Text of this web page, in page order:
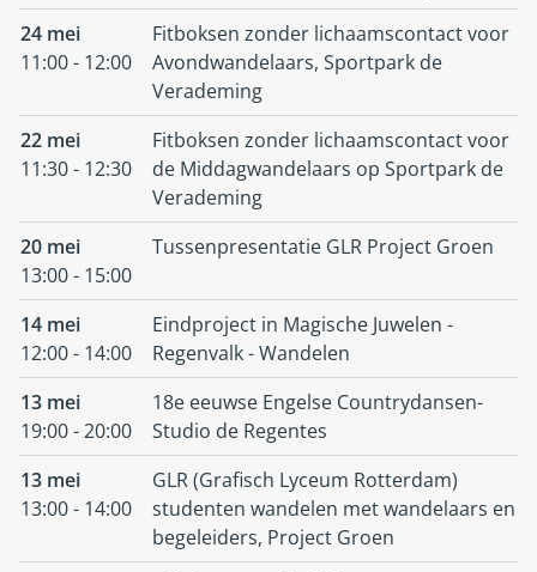
24 mei
11:00 - 12:00
Fitboksen zonder lichaamscontact voor
Avondwandelaars, Sportpark de
Verademing
22 mei
11:30 - 12:30
Fitboksen zonder lichaamscontact voor
de Middagwandelaars op Sportpark de
Verademing
20 mei
13:00 - 15:00
Tussenpresentatie GLR Project Groen
14 mei
12:00 - 14:00
Eindproject in Magische Juwelen -
Regenvalk - Wandelen
13 mei
19:00 - 20:00
18e eeuwse Engelse Countrydansen-
Studio de Regentes
13 mei
13:00 - 14:00
GLR (Grafisch Lyceum Rotterdam)
studenten wandelen met wandelaars en
begeleiders, Project Groen